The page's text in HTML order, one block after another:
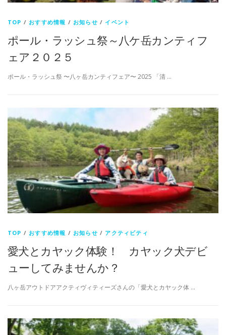
TOP / おすすめ情報 / お知らせ /イベント
ポール・ラッシュ祭～八ケ岳カンティフ
ェア２０２５
ポール・ラッシュ祭 〜八ヶ岳カンティフェア〜 2025 「清 …
TOP / おすすめ情報 / お知らせ / アクティビティ
愛犬とカヤック体験！ カヤック犬デビ
ューしてみませんか？
八ヶ岳アウトドアアクティヴィティーズさんの「愛犬とカヤック体 …